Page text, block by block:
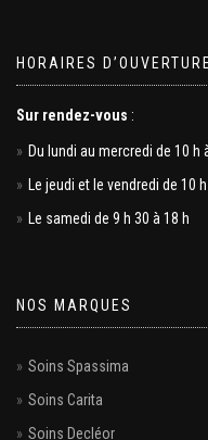
HORAIRES D’OUVERTURE
Sur rendez-vous :
Du lundi au mercredi de 10 h
Le jeudi et le vendredi de 10
Le samedi de 9 h 30 à 18 h
NOS MARQUES
Soins Spassima
Soins Carita
Soins Decléor